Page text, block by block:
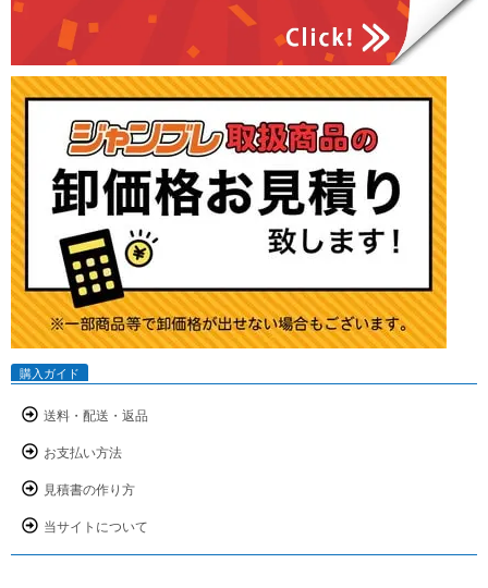
購入ガイド
送料・配送・返品
お支払い方法
見積書の作り方
当サイトについて